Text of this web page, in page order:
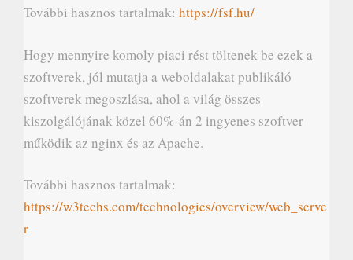
További hasznos tartalmak: https://fsf.hu/
Hogy mennyire komoly piaci rést töltenek be ezek a
szoftverek, jól mutatja a weboldalakat publikáló
szoftverek megoszlása, ahol a világ összes
kiszolgálójának közel 60%-án 2 ingyenes szoftver
működik az nginx és az Apache.
További hasznos tartalmak:
https://w3techs.com/technologies/overview/web_serve
r